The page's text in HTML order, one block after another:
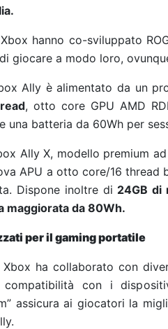
Xbox hanno co-sviluppato
giocare a modo loro,
Ally è alimentato da un
, otto core GPU AMD
una batteria da 60Wh per
Ally X, modello premium
APU a otto core/16 thread
Dispone inoltre di 24GB di
maggiorata da 80Wh.
per il gaming portatile
Xbox ha collaborato con
con i
assicura ai giocatori la